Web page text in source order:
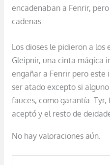
encadenaban a Fenrir,
cadenas.
Los dioses le pidieron a
Gleipnir, una cinta mágica
engañar a Fenrir pero este
ser atado excepto si
fauces, como garantía. Tyr,
aceptó y el resto de
No hay valoraciones aún.